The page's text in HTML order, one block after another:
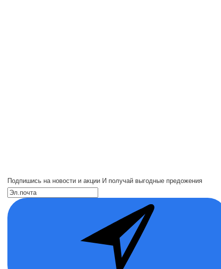
Подпишись на новости и акции И получай выгодные предожения